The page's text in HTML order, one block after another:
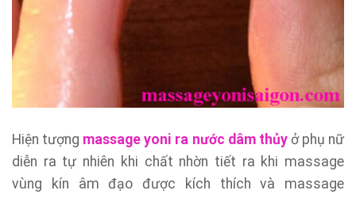
Hiện tượng massage yoni ra nước dâm thủyở phụ nữ
diễn ra tự nhiên khi chất nhờn tiết ra khi massage
vùng kín âm đạo được kích thích và massage